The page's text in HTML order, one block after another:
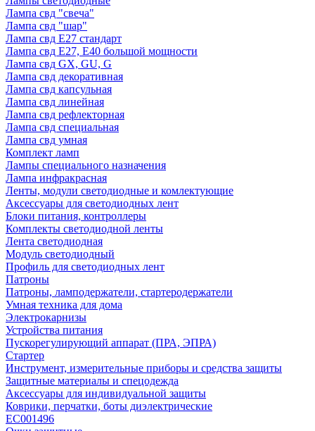
Лампа свд "свеча"
Лампа свд "шар"
Лампа свд E27 стандарт
Лампа свд E27, Е40 большой мощности
Лампа свд GX, GU, G
Лампа свд декоративная
Лампа свд капсульная
Лампа свд линейная
Лампа свд рефлекторная
Лампа свд специальная
Лампа свд умная
Комплект ламп
Лампы специального назначения
Лампа инфракрасная
Ленты, модули светодиодные и комлектующие
Аксессуары для светодиодных лент
Блоки питания, контроллеры
Комплекты светодиодной ленты
Лента светодиодная
Модуль светодиодный
Профиль для светодиодных лент
Патроны
Патроны, ламподержатели, стартеродержатели
Умная техника для дома
Электрокарнизы
Устройства питания
Пускорегулирующий аппарат (ПРА, ЭПРА)
Стартер
Инструмент, измерительные приборы и средства защиты
Защитные материалы и спецодежда
Аксессуары для индивидуальной защиты
Коврики, перчатки, боты диэлектрические
EC001496